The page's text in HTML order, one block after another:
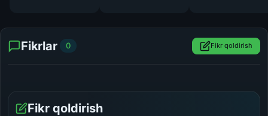
Fikrlar 0 Fikr qoldirish
Fikr qoldirish